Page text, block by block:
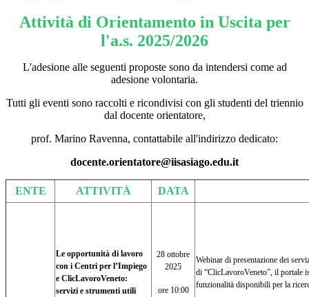
Attività di Orientamento in Uscita per
l'a.s. 2025/2026
L'adesione alle seguenti proposte sono da intendersi come ad
adesione volontaria.
Tutti gli eventi sono raccolti e ricondivisi con gli studenti del triennio
dal docente orientatore,
prof. Marino Ravenna, contattabile all'indirizzo dedicato:
docente.orientatore@iisasiago.edu.it
ENTE ATTIVITÀ DATA
Le opportunità di lavoro
con i Centri per l’Impiego
e ClicLavoroVeneto:
servizi e strumenti utili
28 ottobre
2025
ore 10:00
Webinar di presentazione dei
di “ClicLavoroVeneto”, il portale
funzionalità disponibili per la